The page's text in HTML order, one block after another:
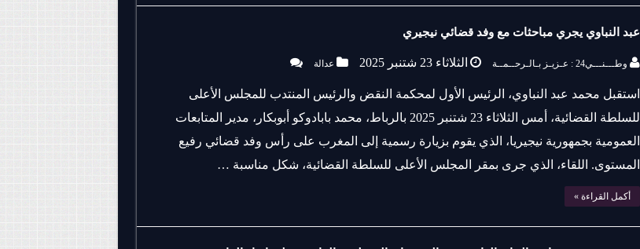
عبد النباوي يجري مباحثات مع وفد قضائي نيجيري
وطـــنـــي24 : عـزيـز بـالـرحــمــة الثلاثاء 23 شتنبر 2025 عدالة
استقبل محمد عبد النباوي، الرئيس الأول لمحكمة النقض والرئيس المنتدب للمجلس الأعلى
للسلطة القضائية، أمس الثلاثاء 23 شتنبر 2025 بالرباط، محمد بابادوكو أبوبكار، مدير المتابعات
العمومية بجمهورية نيجيريا، الذي يقوم بزيارة رسمية إلى المغرب على رأس وفد قضائي رفيع
المستوى. اللقاء، الذي جرى بمقر المجلس الأعلى للسلطة القضائية، شكل مناسبة …
أكمل القراءة »